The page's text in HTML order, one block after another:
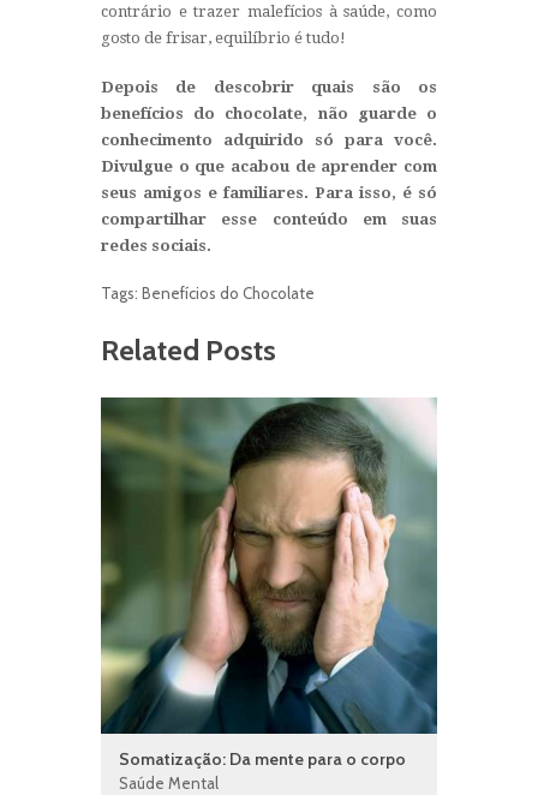
contrário e trazer malefícios à saúde, como
gosto de frisar, equilíbrio é tudo!
Depois de descobrir quais são os
benefícios do chocolate, não guarde o
conhecimento adquirido só para você.
Divulgue o que acabou de aprender com
seus amigos e familiares. Para isso, é só
compartilhar esse conteúdo em suas
redes sociais.
Tags: Benefícios do Chocolate
Related Posts
Somatização: Da mente para o corpo
Saúde Mental